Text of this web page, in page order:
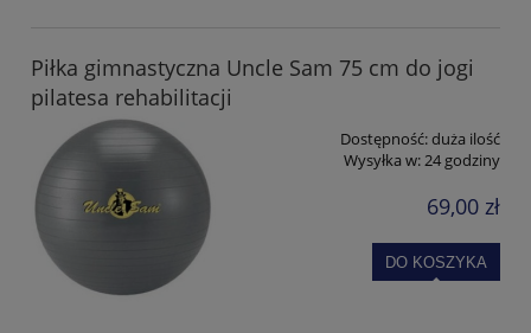
Piłka gimnastyczna Uncle Sam 75 cm do jogi
pilatesa rehabilitacji
Dostępność:duża ilość
Wysyłka w:24 godziny
69,00 zł
DO KOSZYKA